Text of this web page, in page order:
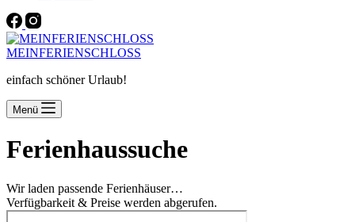
MEINFERIENSCHLOSS
einfach schöner Urlaub!
Menü
Ferienhaussuche
Wir laden passende Ferienhäuser…
Verfügbarkeit & Preise werden abgerufen.